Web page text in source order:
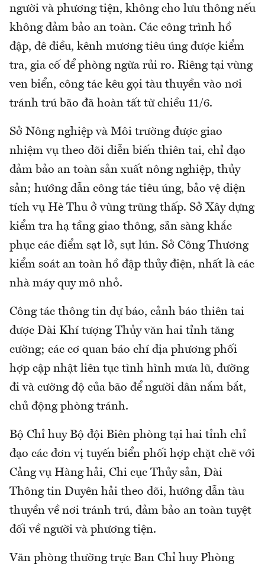
người và phương tiện, không cho lưu thông nếu
không đảm bảo an toàn. Các công trình hồ
đập, đê điều, kênh mương tiêu úng được kiểm
tra, gia cố để phòng ngừa rủi ro. Riêng tại vùng
ven biển, công tác kêu gọi tàu thuyền vào nơi
tránh trú bão đã hoàn tất từ chiều 11/6.
Sở Nông nghiệp và Môi trường được giao
nhiệm vụ theo dõi diễn biến thiên tai, chỉ đạo
đảm bảo an toàn sản xuất nông nghiệp, thủy
sản; hướng dẫn công tác tiêu úng, bảo vệ diện
tích vụ Hè Thu ở vùng trũng thấp. Sở Xây dựng
kiểm tra hạ tầng giao thông, sẵn sàng khắc
phục các điểm sạt lở, sụt lún. Sở Công Thương
kiểm soát an toàn hồ đập thủy điện, nhất là các
nhà máy quy mô nhỏ.
Công tác thông tin dự báo, cảnh báo thiên tai
được Đài Khí tượng Thủy văn hai tỉnh tăng
cường; các cơ quan báo chí địa phương phối
hợp cập nhật liên tục tình hình mưa lũ, đường
đi và cường độ của bão để người dân nắm bắt,
chủ động phòng tránh.
Bộ Chỉ huy Bộ đội Biên phòng tại hai tỉnh chỉ
đạo các đơn vị tuyến biển phối hợp chặt chẽ với
Cảng vụ Hàng hải, Chi cục Thủy sản, Đài
Thông tin Duyên hải theo dõi, hướng dẫn tàu
thuyền về nơi tránh trú, đảm bảo an toàn tuyệt
đối về người và phương tiện.
Văn phòng thường trực Ban Chỉ huy Phòng